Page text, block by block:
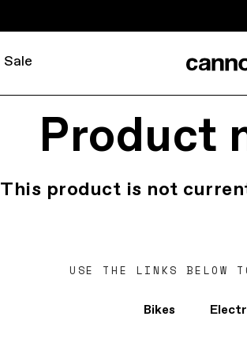
Sale
Product
This product is not
USE THE LINKS BELOW
Bikes